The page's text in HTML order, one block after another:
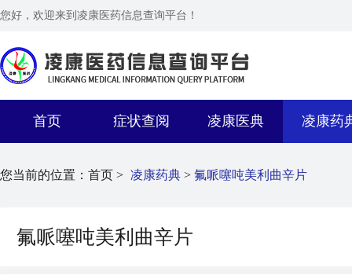
您好，欢迎来到凌康医药信息查询平台！
首页 症状查阅 凌康医典 凌康药
您当前的位置： 首页 > 凌康药典 > 氟哌噻吨美利曲辛片
氟哌噻吨美利曲辛片